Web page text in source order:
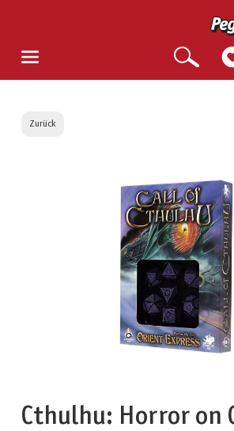
Zurück
Bildergalerie überspringen
Cthulhu: Horror on